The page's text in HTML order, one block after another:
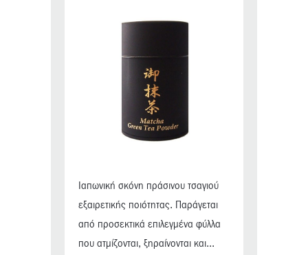
Ιαπωνική σκόνη πράσινου τσαγιού
εξαιρετικής ποιότητας. Παράγεται
από προσεκτικά επιλεγμένα φύλλα
που ατμίζονται, ξηραίνονται και...